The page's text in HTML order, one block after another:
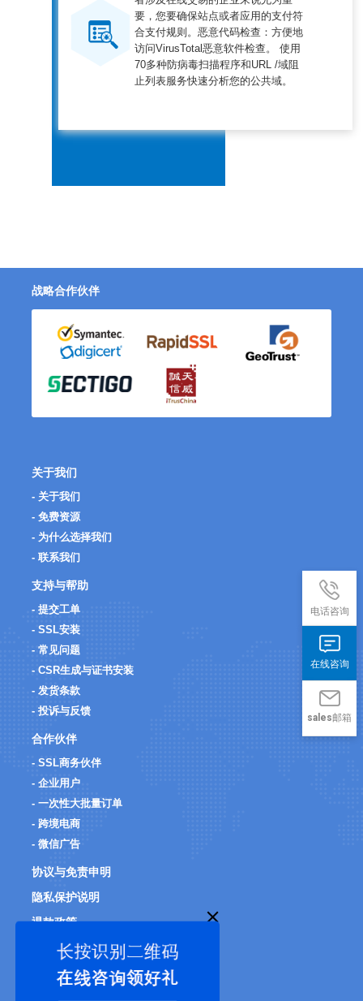
要，您要确保站点或者应用的支付符
合支付规则。 恶意代码检查： 方便地
访问VirusTotal恶意软件检查。 使用
70多种防病毒扫描程序和URL /域阻
止列表服务快速分析您的公共域。
战略合作伙伴
关于我们
- 关于我们
- 免费资源
- 为什么选择我们
- 联系我们
支持与帮助
- 提交工单
- SSL安装
- 常见问题
- CSR生成与证书安装
- 发货条款
- 投诉与反馈
合作伙伴
- SSL商务伙伴
- 企业用户
- 一次性大批量订单
- 跨境电商
- 微信广告
协议与免责申明
隐私保护说明
退款政策
电话咨询
在线咨询
sales邮箱